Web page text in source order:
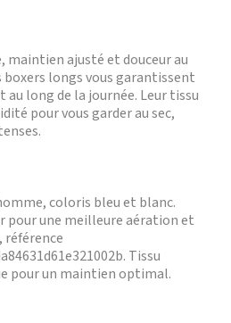
ajusté et douceur au
boxers longs vous garantissent
long de la journée. Leur tissu
pour vous garder au sec,
coloris bleu et blanc.
pour une meilleure aération et
référence
Tissu
pour un maintien optimal.